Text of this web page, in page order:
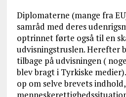
Diplomaterne (mange fra
samråd med deres
optrinnet førte også til en
udvisningstruslen. Herefter
tilbage på udvisningen (
blev bragt i Tyrkiske
op om selve brevets